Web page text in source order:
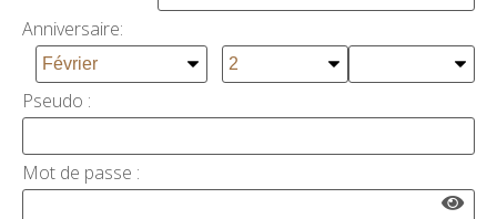
Anniversaire:
Pseudo :
Mot de passe :